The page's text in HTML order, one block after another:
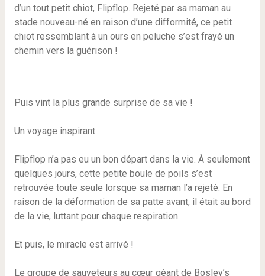
d’un tout petit chiot, Flipflop. Rejeté par sa maman au
stade nouveau-né en raison d’une difformité, ce petit
chiot ressemblant à un ours en peluche s’est frayé un
chemin vers la guérison !
Puis vint la plus grande surprise de sa vie !
Un voyage inspirant
Flipflop n’a pas eu un bon départ dans la vie. À seulement
quelques jours, cette petite boule de poils s’est
retrouvée toute seule lorsque sa maman l’a rejeté. En
raison de la déformation de sa patte avant, il était au bord
de la vie, luttant pour chaque respiration.
Et puis, le miracle est arrivé !
Le groupe de sauveteurs au cœur géant de Bosley’s